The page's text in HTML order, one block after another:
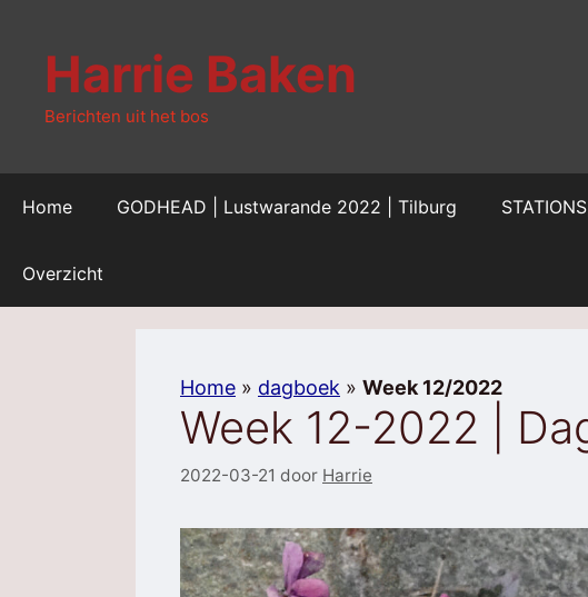
inhoudHarrie Baken
Berichten uit het bos
Home GODHEAD | Lustwarande 2022 | Tilburg
Overzicht
Home » dagboek » Week 12/2022
Week 12-2022 |
2022-03-21 door Harrie